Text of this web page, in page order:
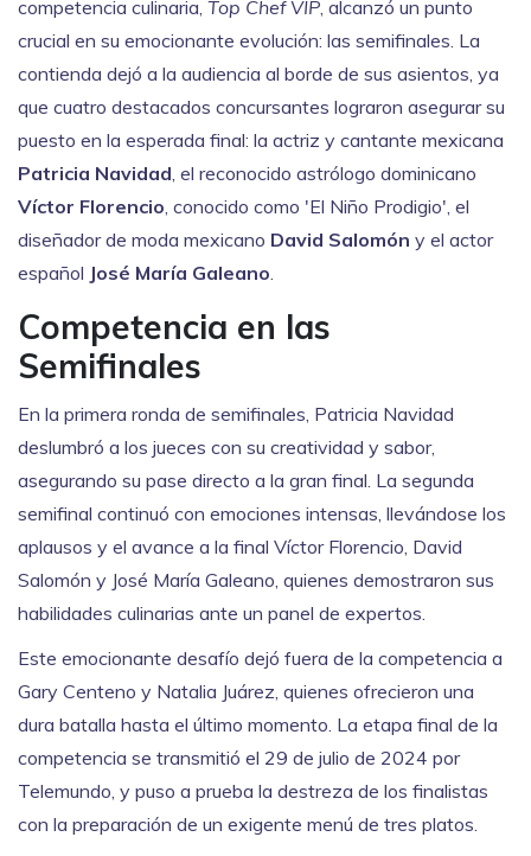
competencia culinaria, Top Chef VIP, alcanzó un punto
crucial en su emocionante evolución: las semifinales. La
contienda dejó a la audiencia al borde de sus asientos, ya
que cuatro destacados concursantes lograron asegurar su
puesto en la esperada final: la actriz y cantante mexicana
Patricia Navidad, el reconocido astrólogo dominicano
Víctor Florencio, conocido como 'El Niño Prodigio', el
diseñador de moda mexicano David Salomón y el actor
español José María Galeano.
Competencia en las
Semifinales
En la primera ronda de semifinales, Patricia Navidad
deslumbró a los jueces con su creatividad y sabor,
asegurando su pase directo a la gran final. La segunda
semifinal continuó con emociones intensas, llevándose los
aplausos y el avance a la final Víctor Florencio, David
Salomón y José María Galeano, quienes demostraron sus
habilidades culinarias ante un panel de expertos.
Este emocionante desafío dejó fuera de la competencia a
Gary Centeno y Natalia Juárez, quienes ofrecieron una
dura batalla hasta el último momento. La etapa final de la
competencia se transmitió el 29 de julio de 2024 por
Telemundo, y puso a prueba la destreza de los finalistas
con la preparación de un exigente menú de tres platos.